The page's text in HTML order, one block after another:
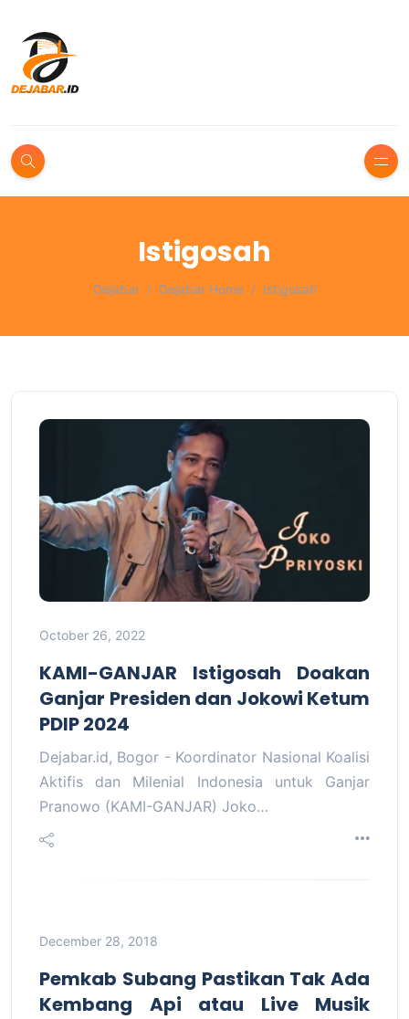
Istigosah
Dejabar Dejabar Home Istigosah
October 26, 2022
KAMI-GANJAR Istigosah Doakan
Ganjar Presiden dan Jokowi Ketum
PDIP 2024
Dejabar.id, Bogor - Koordinator Nasional Koalisi
Aktifis dan Milenial Indonesia untuk Ganjar
Pranowo (KAMI-GANJAR) Joko…
December 28, 2018
Pemkab Subang Pastikan Tak Ada
Kembang Api atau Live Musik